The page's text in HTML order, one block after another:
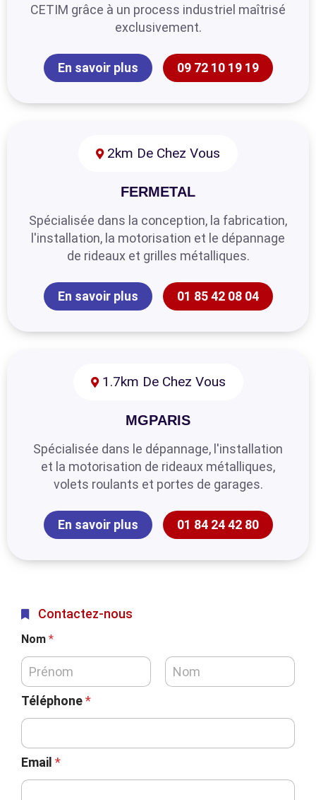
CETIM grâce à un process industriel maîtrisé
exclusivement.
En savoir plus 09 72 10 19 19
2km De Chez Vous
FERMETAL
Spécialisée dans la conception, la fabrication,
l'installation, la motorisation et le dépannage
de rideaux et grilles métalliques.
En savoir plus 01 85 42 08 04
1.7km De Chez Vous
MGPARIS
Spécialisée dans le dépannage, l'installation
et la motorisation de rideaux métalliques,
volets roulants et portes de garages.
En savoir plus 01 84 24 42 80
Contactez-nous
Nom *
Téléphone*
Email *